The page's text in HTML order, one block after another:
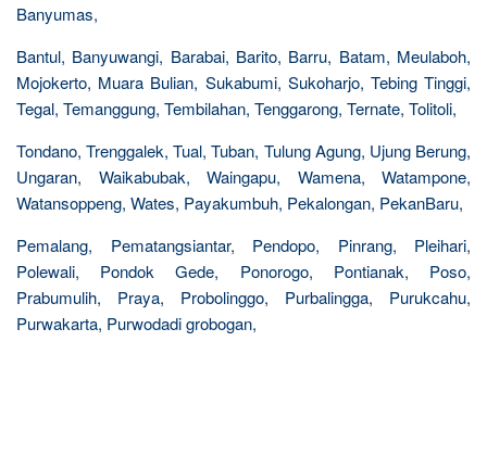
Banyumas,
Bantul, Banyuwangi, Barabai, Barito, Barru, Batam, Meulaboh,
Mojokerto, Muara Bulian, Sukabumi, Sukoharjo, Tebing Tinggi,
Tegal, Temanggung, Tembilahan, Tenggarong, Ternate, Tolitoli,
Tondano, Trenggalek, Tual, Tuban, Tulung Agung, Ujung Berung,
Ungaran, Waikabubak, Waingapu, Wamena, Watampone,
Watansoppeng, Wates, Payakumbuh, Pekalongan, PekanBaru,
Pemalang, Pematangsiantar, Pendopo, Pinrang, Pleihari,
Polewali, Pondok Gede, Ponorogo, Pontianak, Poso,
Prabumulih, Praya, Probolinggo, Purbalingga, Purukcahu,
Purwakarta, Purwodadi grobogan,